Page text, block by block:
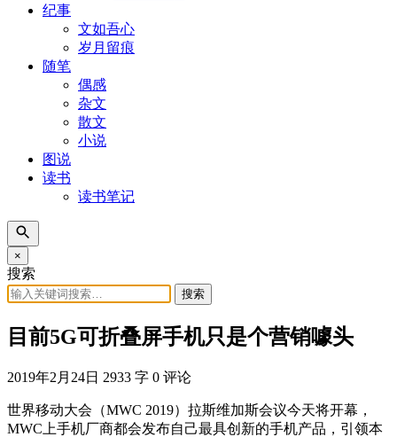
纪事
文如吾心
岁月留痕
随笔
偶感
杂文
散文
小说
图说
读书
读书笔记
×
搜索
搜索
目前5G可折叠屏手机只是个营销噱头
2019年2月24日 2933 字 0 评论
世界移动大会（MWC 2019）拉斯维加斯会议今天将开幕，
MWC上手机厂商都会发布自己最具创新的手机产品，引领本